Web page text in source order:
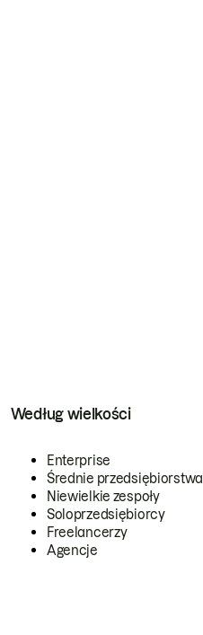
Według wielkości
Enterprise
Średnie przedsiębiorstwa
Niewielkie zespoły
Soloprzedsiębiorcy
Freelancerzy
Agencje